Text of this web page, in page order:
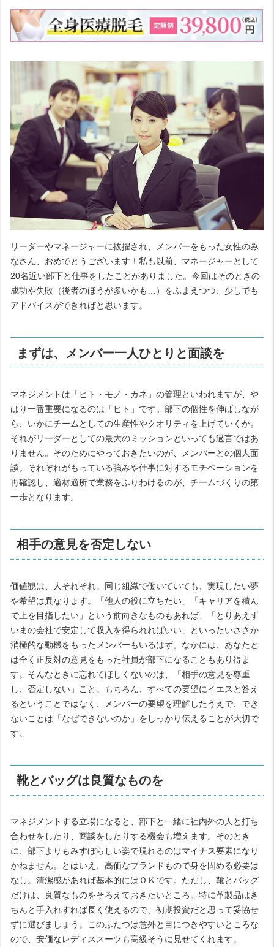
リーダーやマネージャーに抜擢され、メンバーをもった女性のみ
なさん、おめでとうございます！私も以前、マネージャーとして
20名近い部下と仕事をしたことがありました。今回はそのときの
成功や失敗（後者のほうが多いかも…）をふまえつつ、少しでも
アドバイスができればと思います。
まずは、メンバー一人ひとりと面談を
マネジメントは「ヒト・モノ・カネ」の管理といわれますが、や
はり一番重要になるのは「ヒト」です。部下の個性を伸ばしなが
ら、いかにチームとしての生産性やクオリティを上げていくか。
それがリーダーとしての最大のミッションといっても過言ではあ
りません。そのためにやっておきたいのが、メンバーとの個人面
談。それぞれがもっている強みや仕事に対するモチベーションを
再確認し、適材適所で業務をふりわけるのが、チームづくりの第
一歩となります。
相手の意見を否定しない
価値観は、人それぞれ。同じ組織で働いていても、実現したい夢
や希望は異なります。「他人の役に立ちたい」「キャリアを積ん
で上を目指したい」という前向きなものもあれば、「とりあえず
いまの会社で安定して収入を得られればいい」といったいささか
消極的な動機をもったメンバーもいるはず。なかには、あなたと
は全く正反対の意見をもった社員が部下になることもあり得ま
す。そんなときに忘れてほしくないのは、「相手の意見を尊重
し、否定しない」こと。もちろん、すべての要望にイエスと答え
るということではなく、メンバーの要望を理解したうえで、でき
ないことは「なぜできないのか」をしっかり伝えることが大切で
す。
靴とバッグは良質なものを
マネジメントする立場になると、部下と一緒に社内外の人と打ち
合わせをしたり、商談をしたりする機会も増えます。そのとき
に、部下よりもみすぼらしい姿で現れるのはマイナス要素になり
かねません。とはいえ、高価なブランドもので身を固める必要は
なし。清潔感があれば基本的にはＯＫです。ただし、靴とバッグ
だけは、良質なものをそろえておきたいところ。特に革製品はき
ちんと手入れすれば長く使えるので、初期投資だと思って妥協せ
ずに選びましょう。このふたつは意外と目につきやすいところな
ので、安価なレディススーツも高級そうに見せてくれます。